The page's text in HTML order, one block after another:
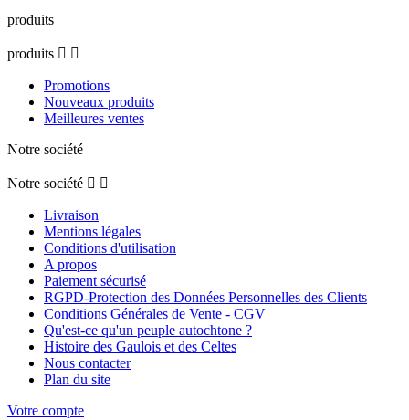
produits
produits  
Promotions
Nouveaux produits
Meilleures ventes
Notre société
Notre société  
Livraison
Mentions légales
Conditions d'utilisation
A propos
Paiement sécurisé
RGPD-Protection des Données Personnelles des Clients
Conditions Générales de Vente - CGV
Qu'est-ce qu'un peuple autochtone ?
Histoire des Gaulois et des Celtes
Nous contacter
Plan du site
Votre compte